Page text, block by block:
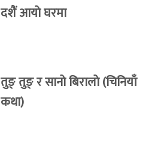
दशैं आयाे घरमा
तुङ् तुङ् र सानाे बिरालाे (चिनियाँ
कथा)